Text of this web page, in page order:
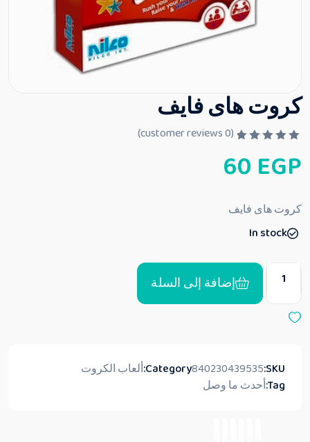
كروت هاى فايف
م
ا
ي
م
ن
(
0
60 EGP
كروت هاى فايف
In stock
إضافة إلى السلة
SKU:
840230439535
Category:ألعاب الكروت
Tag:أحدث ما وصل